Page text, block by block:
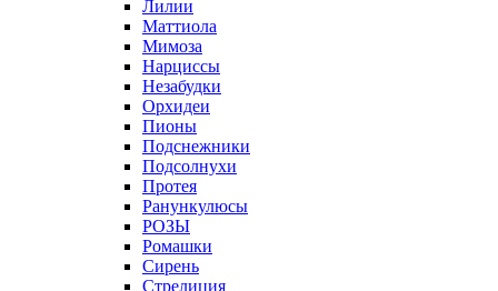
Лилии
Маттиола
Мимоза
Нарциссы
Незабудки
Орхидеи
Пионы
Подснежники
Подсолнухи
Протея
Ранункулюсы
РОЗЫ
Ромашки
Сирень
Стрелиция